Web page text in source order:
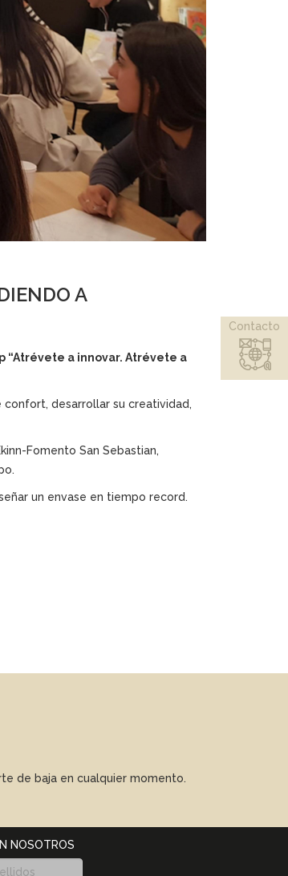
A
“Atrévete a innovar. Atrévete a
confort, desarrollar su creatividad,
Fomento San Sebastian,
un envase en tiempo record.
de baja en cualquier momento.
NOSOTROS
Contacto